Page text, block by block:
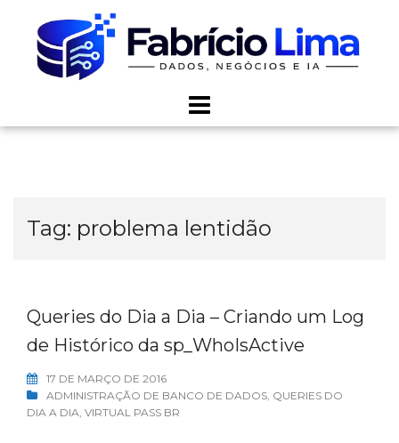
content
Tag: problema lentidão
Queries do Dia a Dia – Criando um Log
de Histórico da sp_WhoIsActive
17 DE MARÇO DE 2016
ADMINISTRAÇÃO DE BANCO DE DADOS, QUERIES DO
DIA A DIA, VIRTUAL PASS BR